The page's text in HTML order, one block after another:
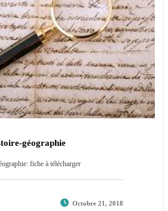
géographie
fiche à télécharger
Octobre 21, 2018